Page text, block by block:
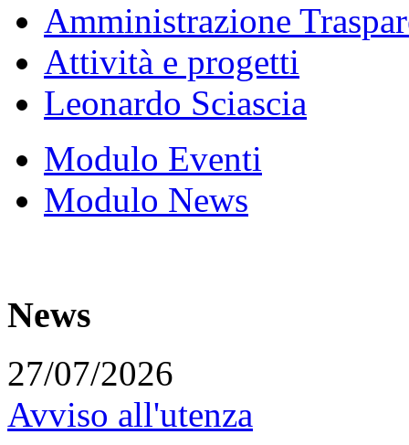
Amministrazione
Attività e progetti
Leonardo Sciascia
Modulo Eventi
Modulo News
News
27/07/2026
Avviso all'utenza